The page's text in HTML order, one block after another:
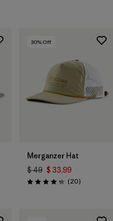
30% Off
Merganzer Hat
$ 49 $ 33,99
Valoración: 4.3 / 5
(20Comentarios
)